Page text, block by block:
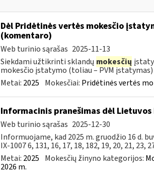
Dėl Pridėtinės vertės mokesčio
(komentaro)
Web turinio sąrašas 2025-11-13
Siekdami užtikrinti sklandų mokesčių
mokesčio įstatymo (toliau – PVM įstatymas)
Metai: 2025 Mokesčiai: Pridėtinės vertės
Informacinis pranešimas dėl
Web turinio sąrašas 2025-12-30
Informuojame, kad 2025 m. gruodžio 16 d.
IX-1007 6, 131, 16, 17, 18, 182, 19, 20, 21, 23,
Metai: 2025 Mokesčių žinyno kategorijos:
2026 m.